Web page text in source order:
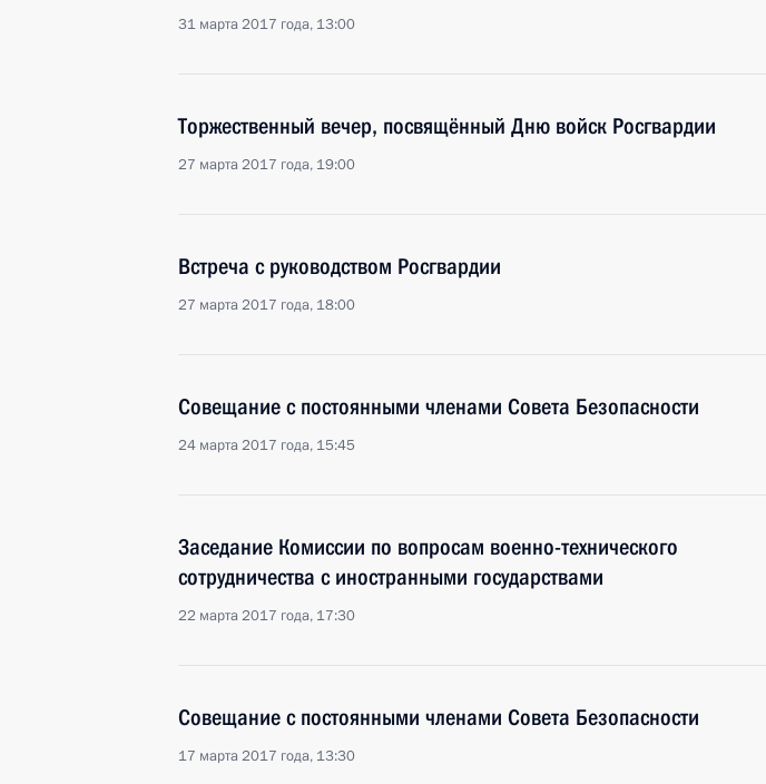
31 марта 2017 года, 13:00
Торжественный вечер, посвящённый Дню войск Росгвардии
27 марта 2017 года, 19:00
Встреча с руководством Росгвардии
27 марта 2017 года, 18:00
Совещание с постоянными членами Совета Безопасности
24 марта 2017 года, 15:45
Заседание Комиссии по вопросам военно-технического
сотрудничества с иностранными государствами
22 марта 2017 года, 17:30
Совещание с постоянными членами Совета Безопасности
17 марта 2017 года, 13:30